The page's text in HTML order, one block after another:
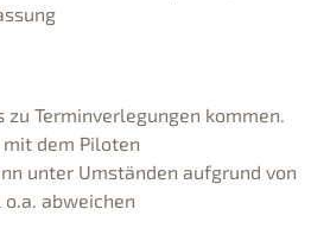
zu Terminverlegungen kommen.
dem Piloten
unter Umständen aufgrund von
abweichen